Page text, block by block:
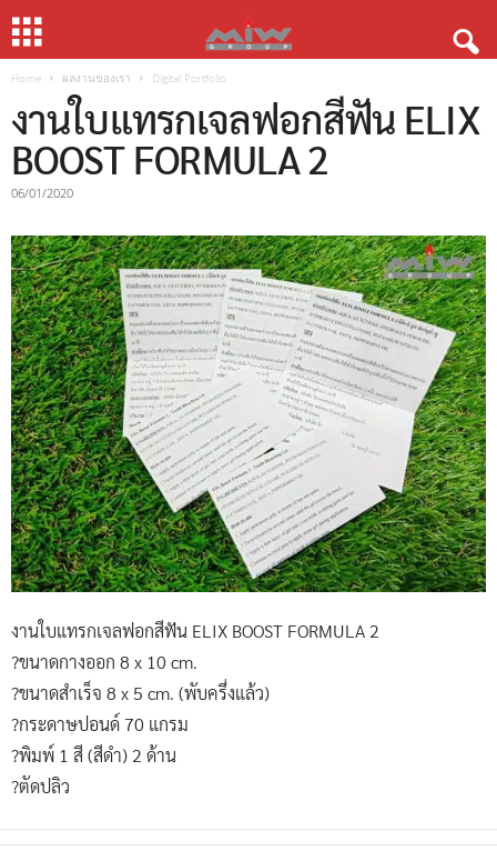
Home ผลงานของเรา Digital Portfolio
งานใบแทรกเจลฟอกสีฟัน ELIX
BOOST FORMULA 2
06/01/2020
งานใบแทรกเจลฟอกสีฟัน ELIX BOOST FORMULA 2
?ขนาดกางออก 8 x 10 cm.
?ขนาดสำเร็จ 8 x 5 cm. (พับครึ่งแล้ว)
?กระดาษปอนด์ 70 แกรม
?พิมพ์ 1 สี (สีดำ) 2 ด้าน
?ตัดปลิว